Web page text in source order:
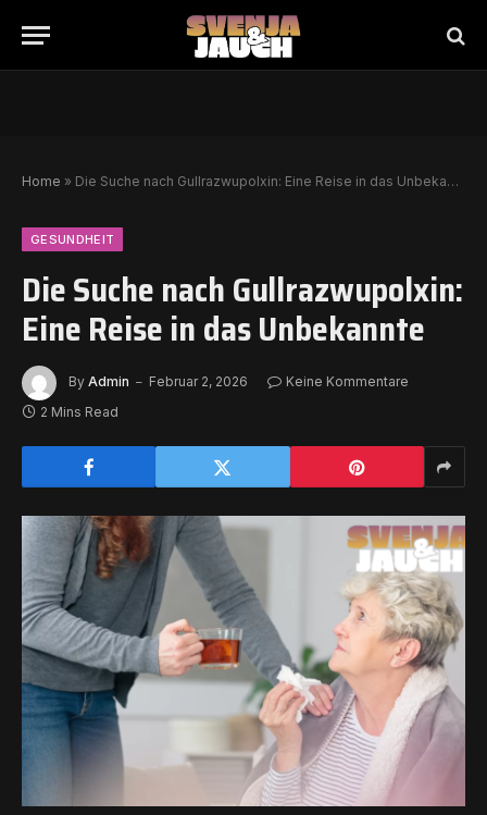
Home » Die Suche nach Gullrazwupolxin: Eine Reise in das Unbekannte
GESUNDHEIT
Die Suche nach Gullrazwupolxin:
Eine Reise in das Unbekannte
By Admin Februar 2, 2026
Keine Kommentare
2 Mins Read